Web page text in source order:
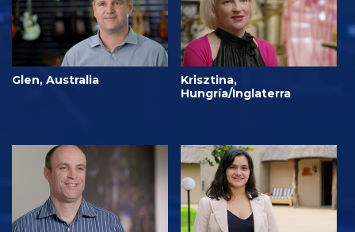
Glen, Australia
Krisztina,
Hungría/Inglaterra